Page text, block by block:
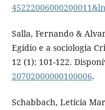
Salla, Fernando &
Egídio e a sociologia
12 (1): 101-122.
20702000000100006.
Schabbach, Letícia